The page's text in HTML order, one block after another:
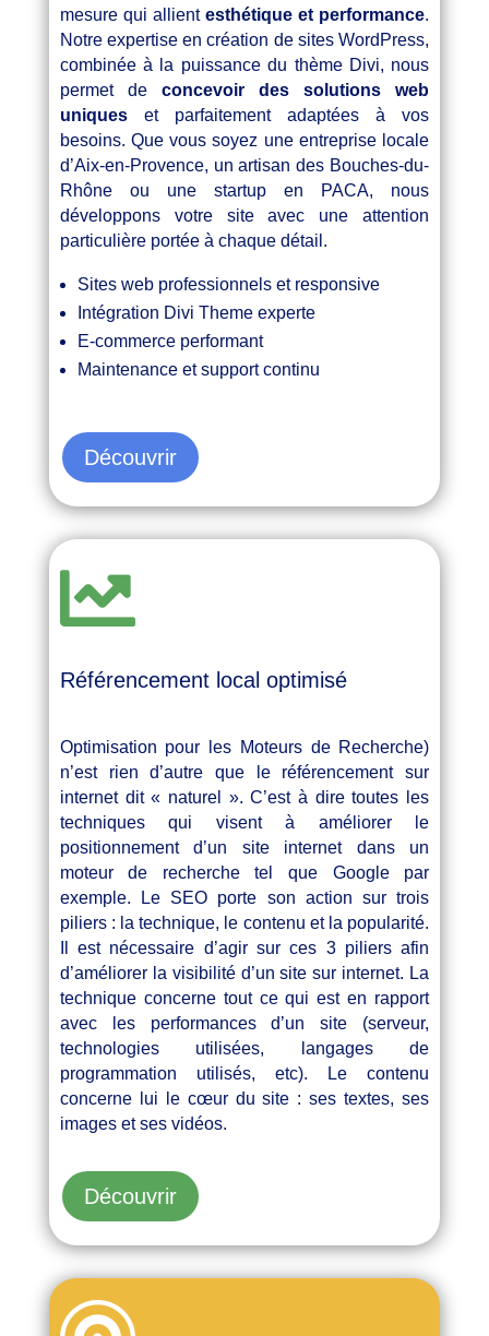
mesure qui allientesthétique et performance.
Notre expertise en création de sites WordPress,
combinée à la puissance du thème Divi, nous
permet de concevoir des solutions web
uniqueset parfaitement adaptées à vos
besoins. Que vous soyez une entreprise locale
d’Aix-en-Provence, un artisan des Bouches-du-
Rhône ou une startup en PACA, nous
développons votre site avec une attention
particulière portée à chaque détail.
Sites web professionnels et responsive
Intégration Divi Theme experte
E-commerce performant
Maintenance et support continu
Découvrir

Référencement local optimisé
Optimisation pour les Moteurs de Recherche)
n’est rien d’autre que le référencement sur
internet dit « naturel ». C’est à dire toutes les
techniques qui visent à améliorer le
positionnement d’un site internet dans un
moteur de recherche tel que Google par
exemple. Le SEO porte son action sur trois
piliers : la technique, le contenu et la popularité.
Il est nécessaire d’agir sur ces 3 piliers afin
d’améliorer la visibilité d’un site sur internet. La
technique concerne tout ce qui est en rapport
avec les performances d’un site (serveur,
technologies utilisées, langages de
programmation utilisés, etc). Le contenu
concerne lui le cœur du site : ses textes, ses
images et ses vidéos.
Découvrir